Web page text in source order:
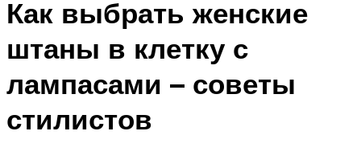
Как выбрать женские
штаны в клетку с
лампасами – советы
стилистов